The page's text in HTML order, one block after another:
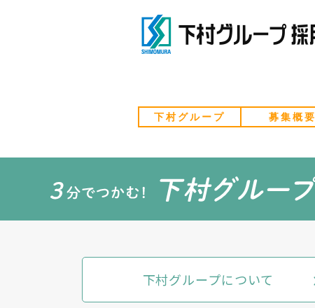
下村グループ 募集概要
下村グループについて